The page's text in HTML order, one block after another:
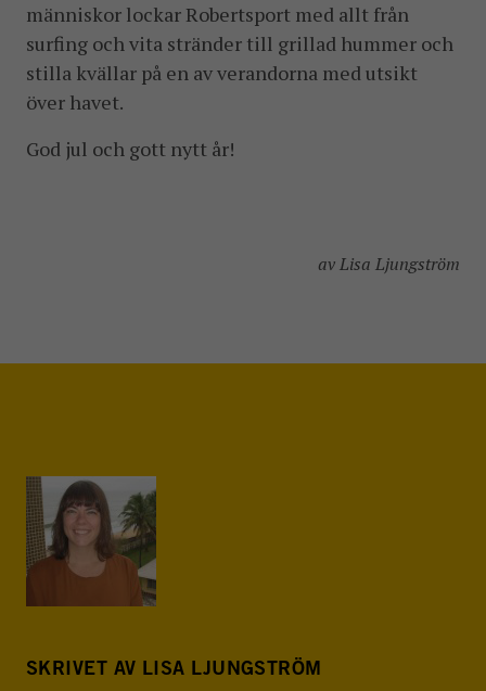
människor lockar Robertsport med allt från
surfing och vita stränder till grillad hummer och
stilla kvällar på en av verandorna med utsikt
över havet.
God jul och gott nytt år!
av Lisa Ljungström
SKRIVET AV LISA LJUNGSTRÖM